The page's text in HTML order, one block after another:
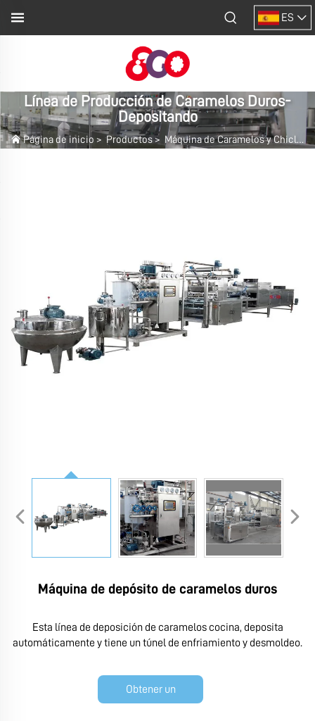
ES
Línea de Producción de Caramelos Duros-
Depositando
Página de inicio >Productos > Máquina de Caramelos y Chicle >
Máquina de depósito de caramelos duros
Esta línea de deposición de caramelos cocina, deposita
automáticamente y tiene un túnel de enfriamiento y desmoldeo.
Obtener un